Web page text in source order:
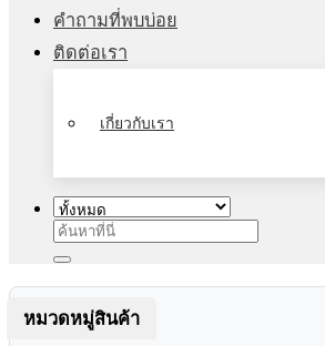
คำถามที่พบบ่อย
ติดต่อเรา
เกี่ยวกับเรา
ค้นหา:
หมวดหมู่สินค้า